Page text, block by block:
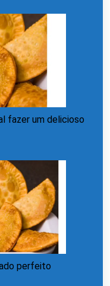
fazer um delicioso
perfeito